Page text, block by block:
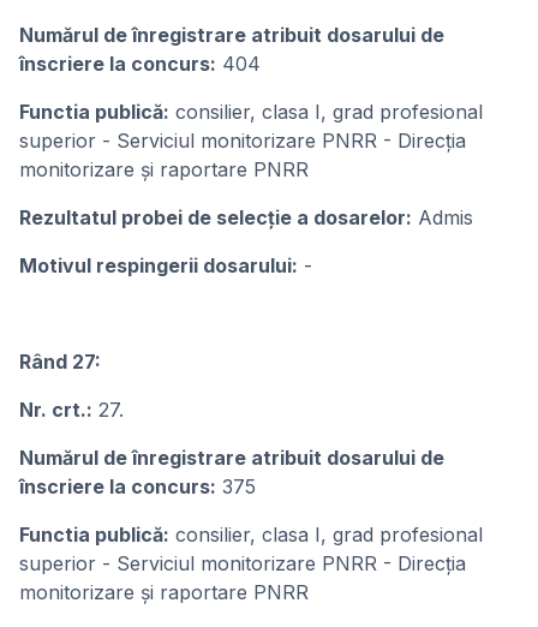
Numărul de înregistrare atribuit dosarului de
înscriere la concurs: 404
Functia publică: consilier, clasa I, grad profesional
superior - Serviciul monitorizare PNRR - Direcția
monitorizare și raportare PNRR
Rezultatul probei de selecție a dosarelor: Admis
Motivul respingerii dosarului: -
Rând 27:
Nr. crt.: 27.
Numărul de înregistrare atribuit dosarului de
înscriere la concurs: 375
Functia publică: consilier, clasa I, grad profesional
superior - Serviciul monitorizare PNRR - Direcția
monitorizare și raportare PNRR